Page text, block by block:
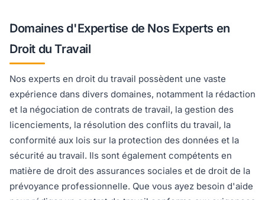
Domaines d'Expertise de Nos Experts en
Droit du Travail
Nos experts en droit du travail possèdent une vaste
expérience dans divers domaines, notamment la rédaction
et la négociation de contrats de travail, la gestion des
licenciements, la résolution des conflits du travail, la
conformité aux lois sur la protection des données et la
sécurité au travail. Ils sont également compétents en
matière de droit des assurances sociales et de droit de la
prévoyance professionnelle. Que vous ayez besoin d'aide